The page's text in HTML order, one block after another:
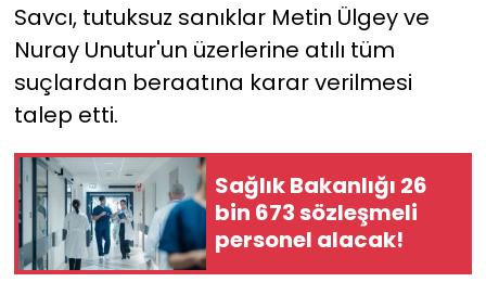
Savcı, tutuksuz sanıklar Metin Ülgey ve
Nuray Unutur'un üzerlerine atılı tüm
suçlardan beraatına karar verilmesi
talep etti.
Sağlık Bakanlığı 26
bin 673 sözleşmeli
personel alacak!